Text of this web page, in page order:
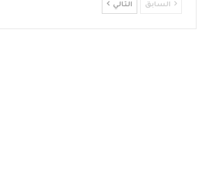
السابق التالي